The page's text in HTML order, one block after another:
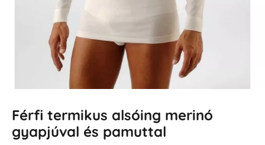
Férfi termikus alsóing merinó
gyapjúval és pamuttal